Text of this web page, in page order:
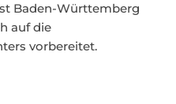
Baden-Württemberg
auf die
vorbereitet.